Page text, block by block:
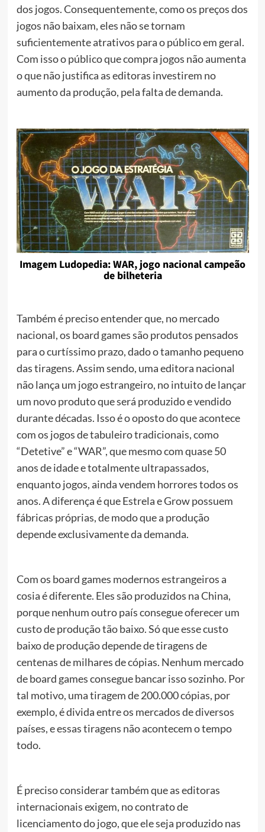
dos jogos. Consequentemente, como os preços dos
jogos não baixam, eles não se tornam
suficientemente atrativos para o público em geral.
Com isso o público que compra jogos não aumenta
o que não justifica as editoras investirem no
aumento da produção, pela falta de demanda.
Imagem Ludopedia: WAR, jogo nacional campeão
de bilheteria
Também é preciso entender que, no mercado
nacional, os board games são produtos pensados
para o curtíssimo prazo, dado o tamanho pequeno
das tiragens. Assim sendo, uma editora nacional
não lança um jogo estrangeiro, no intuito de lançar
um novo produto que será produzido e vendido
durante décadas. Isso é o oposto do que acontece
com os jogos de tabuleiro tradicionais, como
“Detetive” e “WAR”, que mesmo com quase 50
anos de idade e totalmente ultrapassados,
enquanto jogos, ainda vendem horrores todos os
anos. A diferença é que Estrela e Grow possuem
fábricas próprias, de modo que a produção
depende exclusivamente da demanda.
Com os board games modernos estrangeiros a
cosia é diferente. Eles são produzidos na China,
porque nenhum outro país consegue oferecer um
custo de produção tão baixo. Só que esse custo
baixo de produção depende de tiragens de
centenas de milhares de cópias. Nenhum mercado
de board games consegue bancar isso sozinho. Por
tal motivo, uma tiragem de 200.000 cópias, por
exemplo, é divida entre os mercados de diversos
países, e essas tiragens não acontecem o tempo
todo.
É preciso considerar também que as editoras
internacionais exigem, no contrato de
licenciamento do jogo, que ele seja produzido nas